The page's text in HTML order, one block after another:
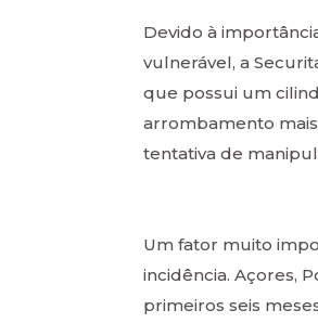
Devido à
vulnerável, a
que possui um
arrombamento
tentativa de
Um fator muito
incidência. Açores,
primeiros seis